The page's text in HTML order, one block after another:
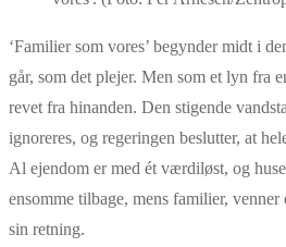
‘Familier som vores’ begynder midt i
går, som det plejer. Men som et lyn fra
revet fra hinanden. Den stigende
ignoreres, og regeringen beslutter, at
Al ejendom er med ét værdiløst, og
ensomme tilbage, mens familier,
sin retning.